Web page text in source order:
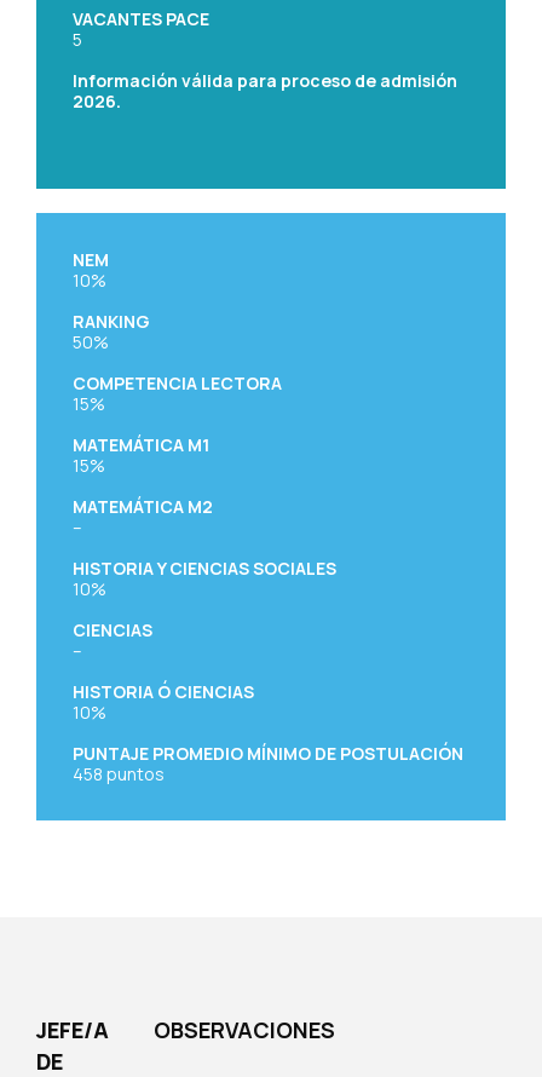
VACANTES PACE
5
Información válida para proceso de admisión
2026.
NEM
10%
RANKING
50%
COMPETENCIA LECTORA
15%
MATEMÁTICA M1
15%
MATEMÁTICA M2
–
HISTORIA Y CIENCIAS SOCIALES
10%
CIENCIAS
–
HISTORIA Ó CIENCIAS
10%
PUNTAJE PROMEDIO MÍNIMO DE POSTULACIÓN
458 puntos
JEFE/A
DE
OBSERVACIONES